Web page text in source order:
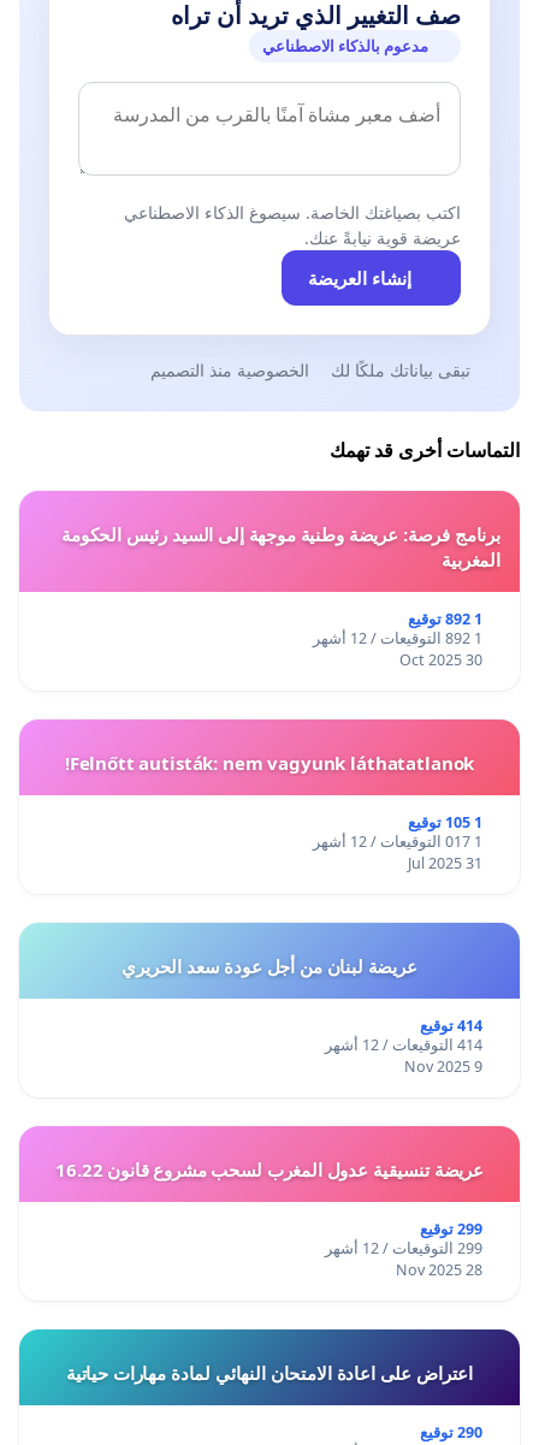
صف التغيير الذي تريد أن تراه
مدعوم بالذكاء الاصطناعي
اكتب بصياغتك الخاصة. سيصوغ الذكاء الاصطناعي
عريضة قوية نيابةً عنك.
إنشاء العريضة
تبقى بياناتك ملكًا لك الخصوصية منذ التصميم
التماسات أخرى قد تهمك
برنامج فرصة: عريضة وطنية موجهة إلى السيد رئيس الحكومة
المغربية
1 892 توقيع
1 892 التوقيعات / 12 أشهر
30 Oct 2025
Felnőtt autisták: nem vagyunk láthatatlanok!
1 105 توقيع
1 017 التوقيعات / 12 أشهر
31 Jul 2025
عريضة لبنان من أجل عودة سعد الحريري
414 توقيع
414 التوقيعات / 12 أشهر
9 Nov 2025
عريضة تنسيقية عدول المغرب لسحب مشروع قانون 16.22
299 توقيع
299 التوقيعات / 12 أشهر
28 Nov 2025
اعتراض على اعادة الامتحان النهائي لمادة مهارات حياتية
290 توقيع